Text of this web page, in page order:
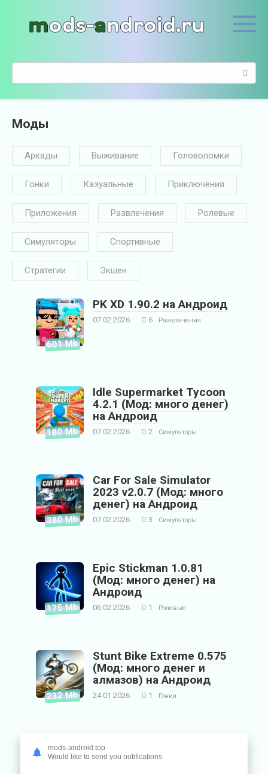
о
к
:Моды
Аркады Выживание Головоломки
Гонки Казуальные Приключения
Приложения Развлечения Ролевые
Симуляторы Спортивные
Стратегии Экшен
601 Mb
PK XD 1.90.2 на Андроид
07.02.2026 6 Развлечения
180 Mb
Idle Supermarket Tycoon
4.2.1 (Мод: много денег)
на Андроид
07.02.2026 2 Симуляторы
380 Mb
Car For Sale Simulator
2023 v2.0.7 (Мод: много
денег) на Андроид
07.02.2026 3 Симуляторы
175 Mb
Epic Stickman 1.0.81
(Мод: много денег) на
Андроид
06.02.2026 1 Ролевые
232 Mb
Stunt Bike Extreme 0.575
(Мод: много денег и
алмазов) на Андроид
24.01.2026 1 Гонки
Trucks Off Road
1.94.11543 (Мод: много
mods-android.top
Would like to send you notifications